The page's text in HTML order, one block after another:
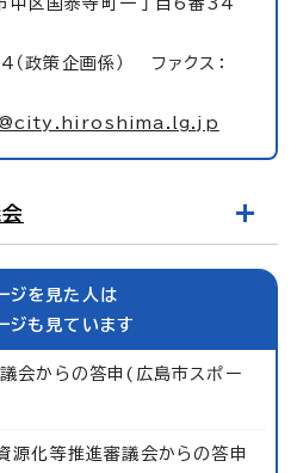
政策企画係） ファクス：
ジを見た人は
ジも見ています
会からの答申(広島市スポー
源化等推進審議会からの答申